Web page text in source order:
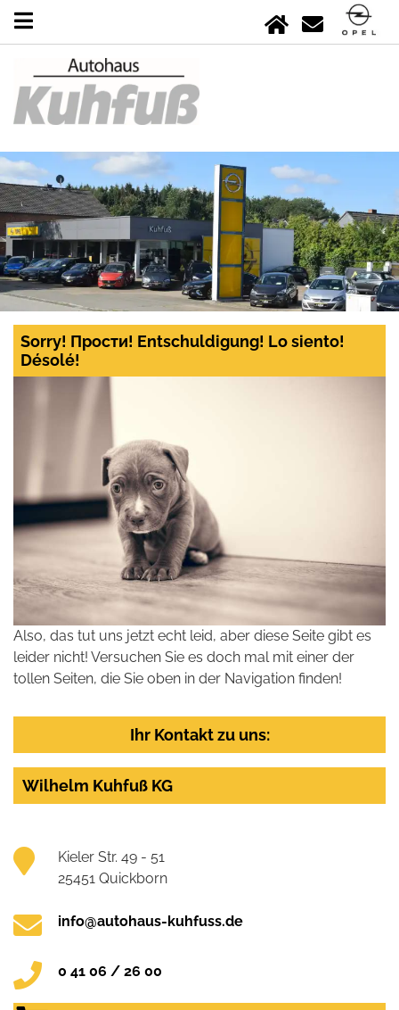
Sorry! Прости! Entschuldigung! Lo siento!
Désolé!
Also, das tut uns jetzt echt leid, aber diese Seite gibt es
leider nicht! Versuchen Sie es doch mal mit einer der
tollen Seiten, die Sie oben in der Navigation finden!
Ihr Kontakt zu uns:
Wilhelm Kuhfuß KG
Kieler Str. 49 - 51
25451 Quickborn
info@autohaus-kuhfuss.de
0 41 06 / 26 00